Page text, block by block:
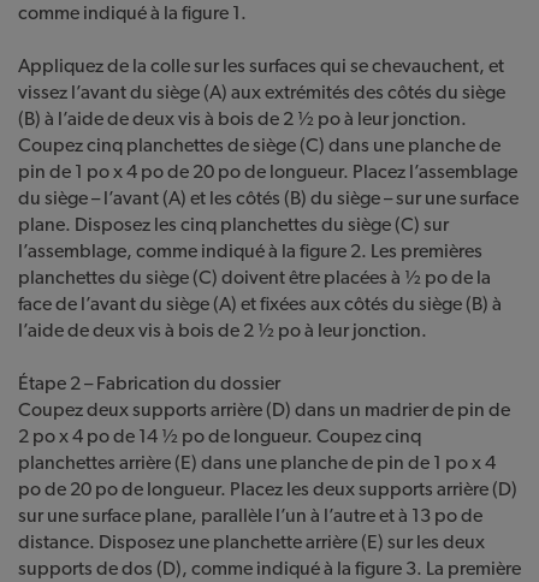
comme indiqué à la figure 1.
Appliquez de la colle sur les surfaces qui se chevauchent, et
vissez l’avant du siège (A) aux extrémités des côtés du siège
(B) à l’aide de deux vis à bois de 2 ½ po à leur jonction.
Coupez cinq planchettes de siège (C) dans une planche de
pin de 1 po x 4 po de 20 po de longueur. Placez l’assemblage
du siège – l’avant (A) et les côtés (B) du siège – sur une surface
plane. Disposez les cinq planchettes du siège (C) sur
l’assemblage, comme indiqué à la figure 2. Les premières
planchettes du siège (C) doivent être placées à ½ po de la
face de l’avant du siège (A) et fixées aux côtés du siège (B) à
l’aide de deux vis à bois de 2 ½ po à leur jonction.
Étape 2 – Fabrication du dossier
Coupez deux supports arrière (D) dans un madrier de pin de
2 po x 4 po de 14 ½ po de longueur. Coupez cinq
planchettes arrière (E) dans une planche de pin de 1 po x 4
po de 20 po de longueur. Placez les deux supports arrière (D)
sur une surface plane, parallèle l’un à l’autre et à 13 po de
distance. Disposez une planchette arrière (E) sur les deux
supports de dos (D), comme indiqué à la figure 3. La première